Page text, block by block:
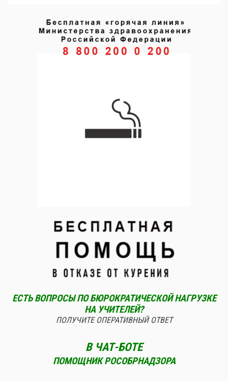
ЕСТЬ ВОПРОСЫ ПО БЮРОКРАТИЧЕСКОЙ НАГРУЗКЕ
НА УЧИТЕЛЕЙ?
ПОЛУЧИТЕ ОПЕРАТИВНЫЙ ОТВЕТ
В ЧАТ-БОТЕ
ПОМОЩНИК РОСОБРНАДЗОРА